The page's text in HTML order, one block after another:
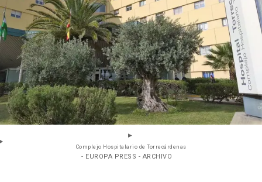
Complejo Hospitalario de Torrecárdenas
- EUROPA PRESS - ARCHIVO